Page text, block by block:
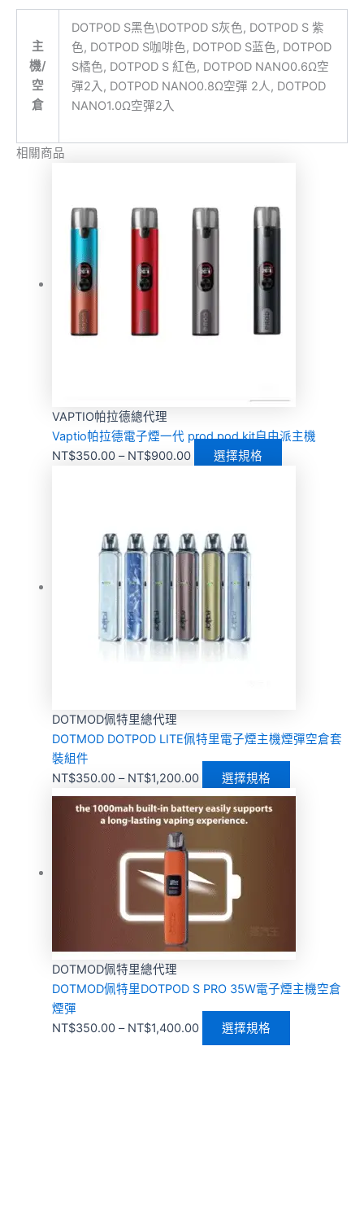
主
機/
空
倉
DOTPOD S黑色\DOTPOD S灰色, DOTPOD S 紫
色, DOTPOD S咖啡色, DOTPOD S蓝色, DOTPOD
S橘色, DOTPOD S 紅色, DOTPOD NANO0.6Ω空
彈2入, DOTPOD NANO0.8Ω空彈 2人, DOTPOD
NANO1.0Ω空彈2入
相關商品
VAPTIO帕拉德總代理
Vaptio帕拉德電子煙一代 prod pod kit自由派主機
NT$350.00 – NT$900.00 選擇規格
DOTMOD佩特里總代理
DOTMOD DOTPOD LITE佩特里電子煙主機煙彈空倉套
裝組件
NT$350.00 – NT$1,200.00 選擇規格
DOTMOD佩特里總代理
DOTMOD佩特里DOTPOD S PRO 35W電子煙主機空倉
煙彈
NT$350.00 – NT$1,400.00 選擇規格